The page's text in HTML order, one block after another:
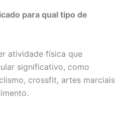
para qual tipo de
atividade física que
significativo, como
crossfit, artes marciais